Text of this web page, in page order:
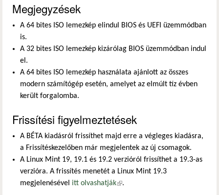
Megjegyzések
A 64 bites ISO lemezkép elindul BIOS és UEFI üzemmódban
is.
A 32 bites ISO lemezkép kizárólag BIOS üzemmódban indul
el.
A 64 bites ISO lemezkép használata ajánlott az összes
modern számítógép esetén, amelyet az elmúlt tíz évben
került forgalomba.
Frissítési figyelmeztetések
A BÉTA kiadásról frissíthet majd erre a végleges kiadásra,
a Frissítéskezelőben már megjelentek az új csomagok.
A Linux Mint 19, 19.1 és 19.2 verzióról frissíthet a 19.3-as
verzióra. A frissítés menetét a Linux Mint 19.3
megjelenésével itt olvashatják(külső hivatkozás)
.